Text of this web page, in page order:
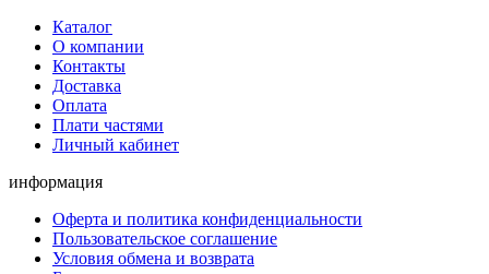
Каталог
О компании
Контакты
Доставка
Оплата
Плати частями
Личный кабинет
информация
Оферта и политика конфиденциальности
Пользовательское соглашение
Условия обмена и возврата